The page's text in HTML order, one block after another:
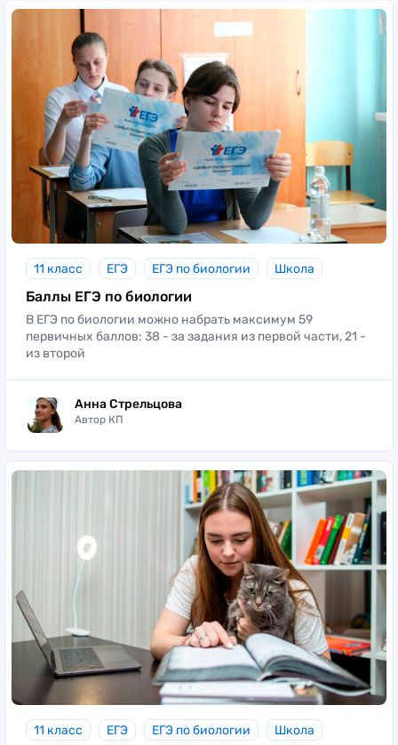
11 класс ЕГЭ ЕГЭ по биологии Школа
Баллы ЕГЭ по биологии
В ЕГЭ по биологии можно набрать максимум 59
первичных баллов: 38 - за задания из первой части, 21 -
из второй
Анна Стрельцова
Автор КП
11 класс ЕГЭ ЕГЭ по биологии Школа